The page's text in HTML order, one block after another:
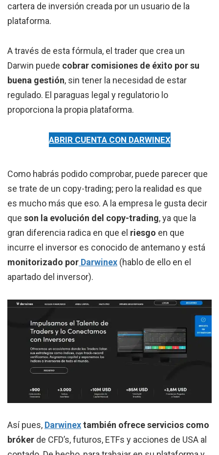
cartera de inversión creada por un usuario de la
plataforma.
A través de esta fórmula, el trader que crea un
Darwin puede cobrar comisiones de éxito por su
buena gestión, sin tener la necesidad de estar
regulado. El paraguas legal y regulatorio lo
proporciona la propia plataforma.
ABRIR CUENTA CON DARWINEX
Como habrás podido comprobar, puede parecer que
se trate de un copy-trading; pero la realidad es que
es mucho más que eso. A la empresa le gusta decir
que son la evolución del copy-trading, ya que la
gran diferencia radica en que el riesgo en que
incurre el inversor es conocido de antemano y está
monitorizado por Darwinex (hablo de ello en el
apartado del inversor).
Así pues, Darwinextambién ofrece servicios como
bróker de CFD’s, futuros, ETFs y acciones de USA al